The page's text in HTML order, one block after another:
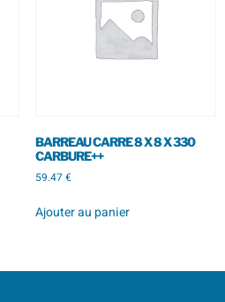
BARREAU CARRE 8 X 8 X 330
CARBURE++
59.47€
Ajouter au panier